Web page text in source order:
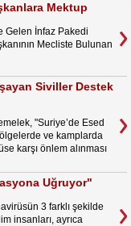
Mektup
Gelen İnfaz Pakedi
Mecliste Bulunan
Siviller Destek
"Suriye’de Esed
ve kamplarda
karşı önlem alınması
Uğruyor"
3 farklı şekilde
insanları, ayrıca